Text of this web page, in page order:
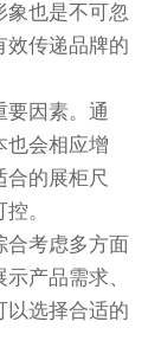
象也是不可忽
效传递品牌的
要因素。通
也会相应增
的展柜尺
。
合考虑多方面
产品需求、
以选择合适的